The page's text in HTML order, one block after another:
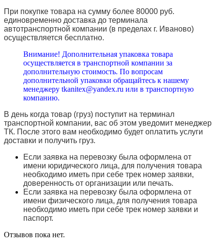
При покупке товара на сумму более 80000 руб.
единовременно доставка до терминала
автотранспортной компании (в пределах г. Иваново)
осуществляется бесплатно.
Внимание! Дополнительная упаковка товара
осуществляется в транспортной компании за
дополнительную стоимость. По вопросам
дополнительной упаковки обращайтесь к нашему
менеджеру tkanitex@yandex.ru или в транспортную
компанию.
В день когда товар (груз) поступит на терминал
транспортной компании, вас об этом уведомит менеджер
ТК. После этого вам необходимо будет оплатить услуги
доставки и получить груз.
Если заявка на перевозку была оформлена от
имени юридического лица, для получения товара
необходимо иметь при себе трек номер заявки,
доверенность от организации или печать.
Если заявка на перевозку была оформлена от
имени физического лица, для получения товара
необходимо иметь при себе трек номер заявки и
паспорт.
Отзывов пока нет.